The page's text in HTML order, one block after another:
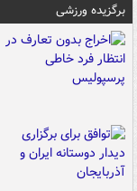
برگزیده ورزشی